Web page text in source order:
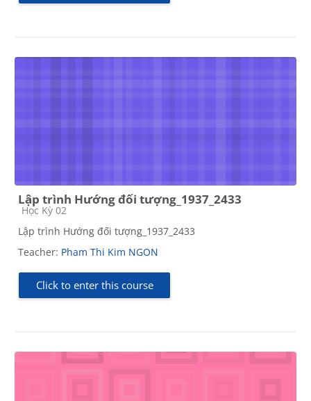
Lập trình Hướng đối tượng_1937_2433
Course category
Học Kỳ 02
Lập trình Hướng đối tượng_1937_2433
Teacher: Pham Thi Kim NGON
Click to enter this course